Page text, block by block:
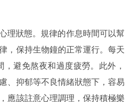
理狀態。規律的作息時間可以幫
，保持生物鐘的正常運行。每天
避免熬夜和過度疲勞。此外，
、抑郁等不良情緒狀態下，容易
應該註意心理調理，保持積極樂